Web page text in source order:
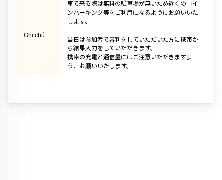
Ghi chú
車で来る際は無料の駐車場が無いため近くのコイ
ンパーキング等をご利用になるようにお願いいた
します。
当日は参加者で審判をしていただいた方に携帯か
ら結果入力をしていただきます。
携帯の充電と通信量にはご注意いただきますよ
う、お願いいたします。